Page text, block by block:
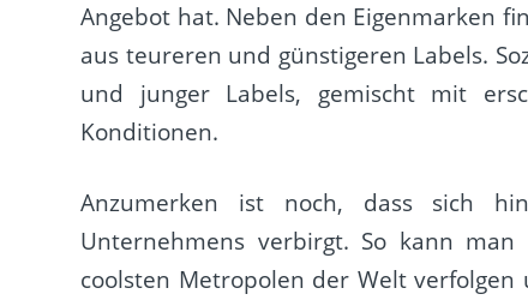
Angebot hat. Neben den Eigenmarken
aus teureren und günstigeren Labels.
und junger Labels, gemischt mit
Konditionen.
Anzumerken ist noch, dass sich
Unternehmens verbirgt. So kann
coolsten Metropolen der Welt